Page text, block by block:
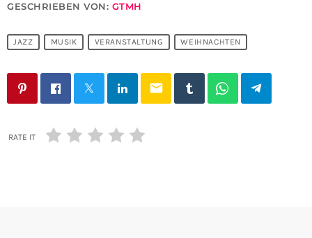
GESCHRIEBEN VON: GTMH
JAZZ MUSIK VERANSTALTUNG WEIHNACHTEN
email
RATE IT